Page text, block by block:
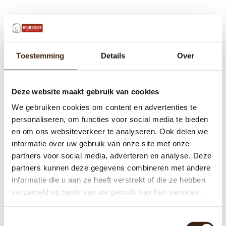
Toestemming Details Over
Deze website maakt gebruik van cookies
We gebruiken cookies om content en advertenties te
personaliseren, om functies voor social media te bieden
en om ons websiteverkeer te analyseren. Ook delen we
informatie over uw gebruik van onze site met onze
partners voor social media, adverteren en analyse. Deze
partners kunnen deze gegevens combineren met andere
informatie die u aan ze heeft verstrekt of die ze hebben
verzameld op basis van uw gebruik van hun services.